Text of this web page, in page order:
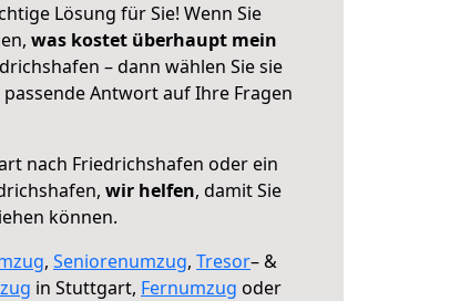
Lösung für Sie! Wenn Sie
was kostet überhaupt mein
– dann wählen Sie sie
Antwort auf Ihre Fragen
nach Friedrichshafen oder ein
wir helfen, damit Sie
können.
, Seniorenumzug, Tresor– &
in Stuttgart, Fernumzug oder